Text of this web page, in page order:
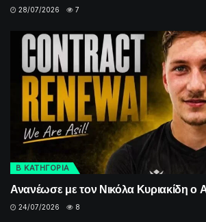
28/07/2026 7
Β ΚΑΤΗΓΟΡΙΑ
Ανανέωσε με τον Νικόλα Κυριακίδη ο
24/07/2026 8